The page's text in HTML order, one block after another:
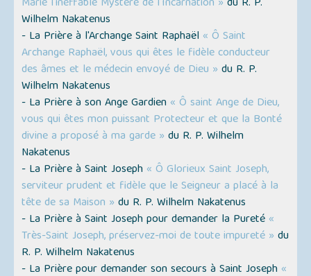
Wilhelm Nakatenus
- La Prière à l'Archange Saint Raphaël « Ô Saint
Archange Raphaël, vous qui êtes le fidèle conducteur
des âmes et le médecin envoyé de Dieu » du R. P.
Wilhelm Nakatenus
- La Prière à son Ange Gardien « Ô saint Ange de Dieu,
vous qui êtes mon puissant Protecteur et que la Bonté
divine a proposé à ma garde » du R. P. Wilhelm
Nakatenus
- La Prière à Saint Joseph « Ô Glorieux Saint Joseph,
serviteur prudent et fidèle que le Seigneur a placé à la
tête de sa Maison » du R. P. Wilhelm Nakatenus
- La Prière à Saint Joseph pour demander la Pureté «
Très-Saint Joseph, préservez-moi de toute impureté » du
R. P. Wilhelm Nakatenus
- La Prière pour demander son secours à Saint Joseph «